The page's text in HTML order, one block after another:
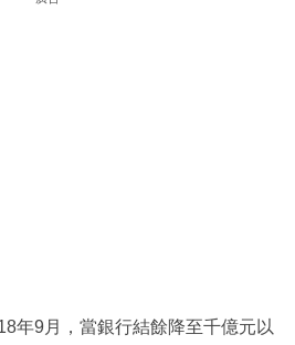
年9月，當銀行結餘降至千億元以